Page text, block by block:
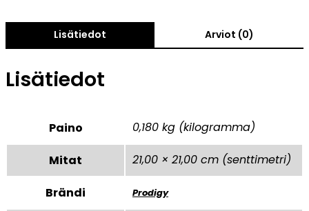
Lisätiedot Arviot (0)
Lisätiedot
Paino 0,180 kg (kilogramma)
Mitat 21,00 × 21,00 cm (senttimetri)
Brändi Prodigy